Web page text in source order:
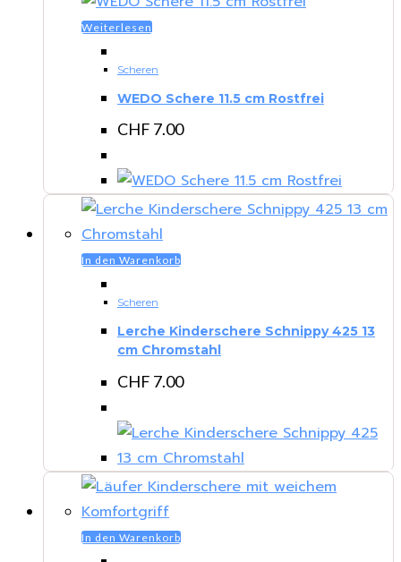
Weiterlesen
Scheren
WEDO Schere 11.5 cm Rostfrei
CHF 7.00
In den Warenkorb
Scheren
Lerche Kinderschere Schnippy 425 13
cm Chromstahl
CHF 7.00
In den Warenkorb